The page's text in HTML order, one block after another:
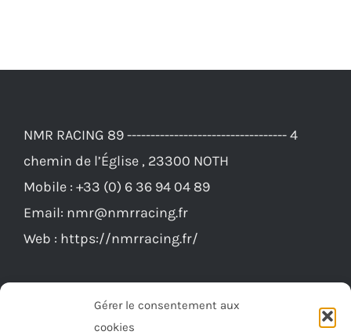
Gérer le consentement aux
cookies
peuvent
être
choisies
sur
la
NMR RACING 89 ---------------------------------- 4
chemin de l’Église , 23300 NOTH
Mobile : +33 (0) 6 36 94 04 89
Email: nmr@nmrracing.fr
Web : https://nmrracing.fr/